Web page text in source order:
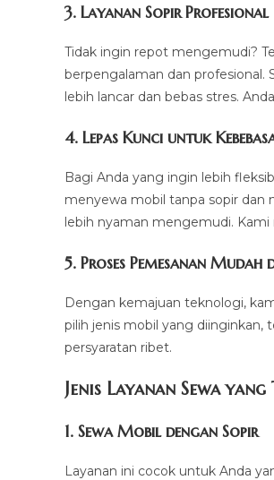
3. Layanan Sopir Profesional
Tidak ingin repot mengemudi?
berpengalaman dan profesional.
lebih lancar dan bebas stres.
4. Lepas Kunci untuk
Bagi Anda yang ingin lebih
menyewa mobil tanpa sopir dan
lebih nyaman mengemudi. Kami
5. Proses Pemesanan Mudah
Dengan kemajuan teknologi,
pilih jenis mobil yang diinginkan,
persyaratan ribet.
Jenis Layanan Sewa
1. Sewa Mobil dengan Sopir
Layanan ini cocok untuk Anda